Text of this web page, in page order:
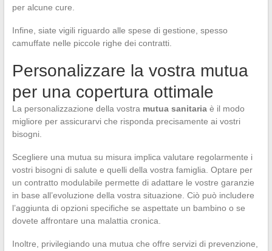
per alcune cure.
Infine, siate vigili riguardo alle spese di gestione, spesso
camuffate nelle piccole righe dei contratti.
Personalizzare la vostra mutua
per una copertura ottimale
La personalizzazione della vostra mutua sanitariaè il modo
migliore per assicurarvi che risponda precisamente ai vostri
bisogni.
Scegliere una mutua su misura implica valutare regolarmente i
vostri bisogni di salute e quelli della vostra famiglia. Optare per
un contratto modulabile permette di adattare le vostre garanzie
in base all’evoluzione della vostra situazione. Ciò può includere
l’aggiunta di opzioni specifiche se aspettate un bambino o se
dovete affrontare una malattia cronica.
Inoltre, privilegiando una mutua che offre servizi di prevenzione,